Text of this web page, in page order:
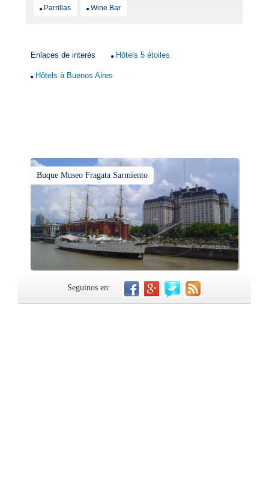
Parrillas Wine Bar
Enlaces de interés Hôtels 5 étoiles
Hôtels à Buenos Aires
Buque Museo Fragata Sarmiento
Seguinos en: